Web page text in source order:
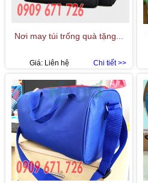
Nơi may túi trống quà tặng...
Chi tiết >>
Giá: Liên hệ